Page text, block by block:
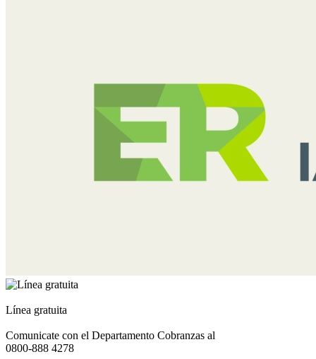
Línea gratuita
Comunicate con el Departamento Cobranzas al
0800-888 4278